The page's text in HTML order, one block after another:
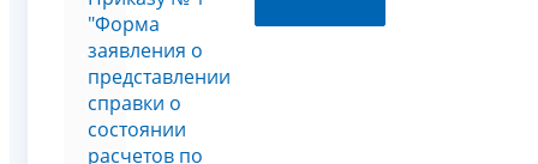
"Форма
заявления о
представлении
справки о
состоянии
расчетов по